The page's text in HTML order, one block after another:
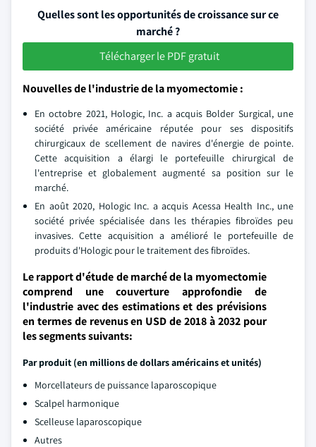
Quelles sont les opportunités de croissance sur ce
marché ?
Télécharger le PDF gratuit
Nouvelles de l'industrie de la myomectomie :
En octobre 2021, Hologic, Inc. a acquis Bolder Surgical, une
société privée américaine réputée pour ses dispositifs
chirurgicaux de scellement de navires d'énergie de pointe.
Cette acquisition a élargi le portefeuille chirurgical de
l'entreprise et globalement augmenté sa position sur le
marché.
En août 2020, Hologic Inc. a acquis Acessa Health Inc., une
société privée spécialisée dans les thérapies fibroïdes peu
invasives. Cette acquisition a amélioré le portefeuille de
produits d'Hologic pour le traitement des fibroïdes.
Le rapport d'étude de marché de la myomectomie
comprend une couverture approfondie de
l'industrie avec des estimations et des prévisions
en termes de revenus en USD de 2018 à 2032 pour
les segments suivants:
Par produit (en millions de dollars américains et unités)
Morcellateurs de puissance laparoscopique
Scalpel harmonique
Scelleuse laparoscopique
Autres